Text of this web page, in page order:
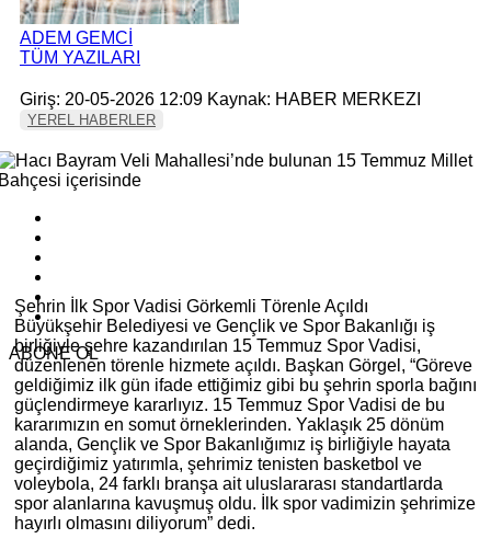
ADEM GEMCİ
TÜM YAZILARI
Giriş: 20-05-2026 12:09 Kaynak: HABER MERKEZI
YEREL HABERLER
ABONE OL
Şehrin İlk Spor Vadisi Görkemli Törenle Açıldı
Büyükşehir Belediyesi ve Gençlik ve Spor Bakanlığı iş
birliğiyle şehre kazandırılan 15 Temmuz Spor Vadisi,
düzenlenen törenle hizmete açıldı. Başkan Görgel, “Göreve
geldiğimiz ilk gün ifade ettiğimiz gibi bu şehrin sporla bağını
güçlendirmeye kararlıyız. 15 Temmuz Spor Vadisi de bu
kararımızın en somut örneklerinden. Yaklaşık 25 dönüm
alanda, Gençlik ve Spor Bakanlığımız iş birliğiyle hayata
geçirdiğimiz yatırımla, şehrimiz tenisten basketbol ve
voleybola, 24 farklı branşa ait uluslararası standartlarda
spor alanlarına kavuşmuş oldu. İlk spor vadimizin şehrimize
hayırlı olmasını diliyorum” dedi.